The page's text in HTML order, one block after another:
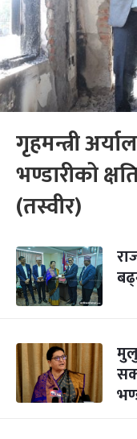
गृहमन्त्री
भण्डारीको
(तस्वीर)